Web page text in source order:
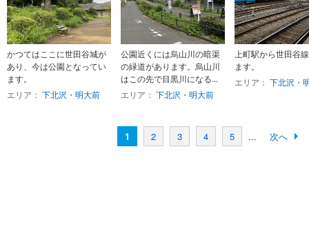
かつてはここに世田谷城が
あり、今は公園となってい
ます。
エリア： 下北沢・明大前
公園近くには烏山川の暗渠
の緑道があります。烏山川
はこの先で目黒川になる...
エリア： 下北沢・明大前
上町駅から世田谷
ます。
エリア： 下北沢・
1 2 3 4 5 ... 次へ